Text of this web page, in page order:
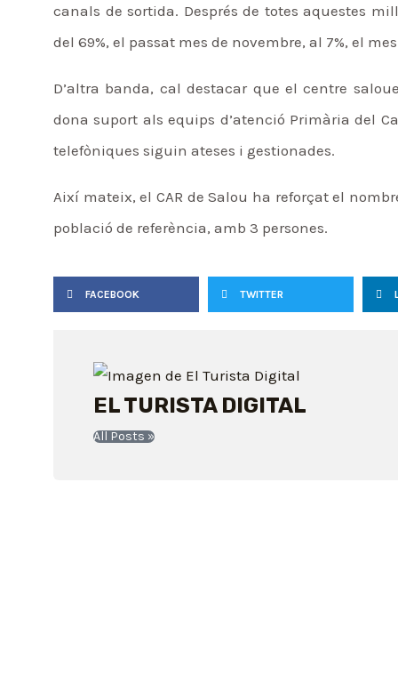
canals de sortida. Després de totes aquestes
del 69%, el passat mes de novembre, al 7%, el
D’altra banda, cal destacar que el centre
dona suport als equips d’atenció Primària del
telefòniques siguin ateses i gestionades.
Així mateix, el CAR de Salou ha reforçat el
població de referència, amb 3 persones.
FACEBOOK TWITTER
EL TURISTA DIGITAL
All Posts »